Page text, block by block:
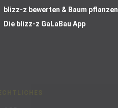
blizz-z bewerten & Baum pflanzen
Die blizz-z GaLaBau App